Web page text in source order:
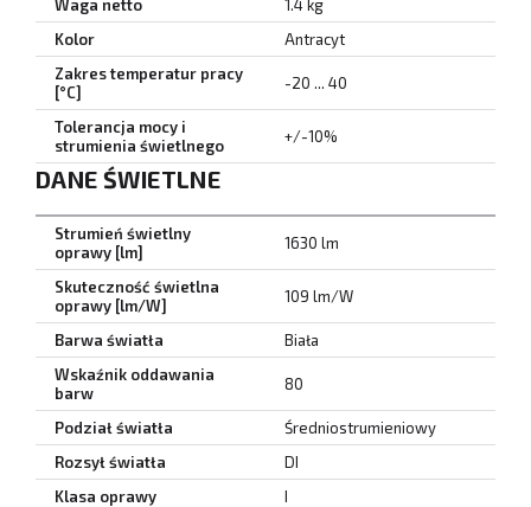
Waga netto
1.4 kg
Kolor
Antracyt
Zakres temperatur pracy
[°C]
-20 ... 40
Tolerancja mocy i
strumienia świetlnego
+/-10%
DANE ŚWIETLNE
Strumień świetlny
oprawy [lm]
1630 lm
Skuteczność świetlna
oprawy [lm/W]
109 lm/W
Barwa światła
Biała
Wskaźnik oddawania
barw
80
Podział światła
Średniostrumieniowy
Rozsył światła
DI
Klasa oprawy
I